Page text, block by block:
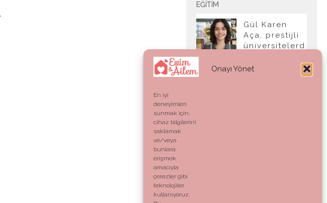
Onayı Yönet
En iyi
deneyimleri
sunmak için,
cihaz bilgilerini
saklamak
ve/veya
bunlara
erişmek
amacıyla
çerezler gibi
teknolojiler
kullanıyoruz.
EĞITIM
Gül Karen
Aça, prestijli
üniversitelerd
kabul aldı